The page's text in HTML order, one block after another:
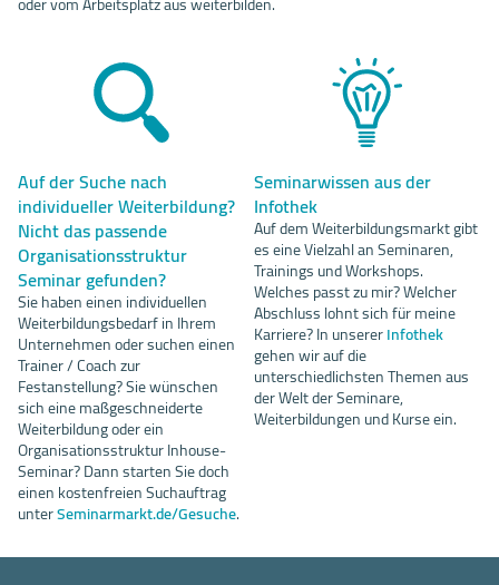
Auf der Suche nach
individueller Weiterbildung?
Nicht das passende
Organisationsstruktur
Seminar gefunden?
Sie haben einen individuellen
Weiterbildungsbedarf in Ihrem
Unternehmen oder suchen einen
Trainer / Coach zur
Festanstellung? Sie wünschen
sich eine maßgeschneiderte
Weiterbildung oder ein
Organisationsstruktur Inhouse-
Seminar? Dann starten Sie doch
einen kostenfreien Suchauftrag
unterSeminarmarkt.de/Gesuche.
Seminarwissen aus der
Infothek
Auf dem Weiterbildungsmarkt gibt
es eine Vielzahl an Seminaren,
Trainings und Workshops.
Welches passt zu mir? Welcher
Abschluss lohnt sich für meine
Karriere? In unsererInfothek
gehen wir auf die
unterschiedlichsten Themen aus
der Welt der Seminare,
Weiterbildungen und Kurse ein.